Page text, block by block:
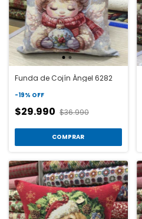
Funda de Cojín Ángel 6282
-19% OFF
$29.990 $36.990
COMPRAR